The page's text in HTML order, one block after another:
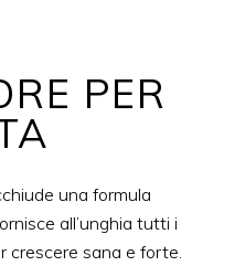
PER
una formula
all’unghia tutti i
crescere sana e forte.